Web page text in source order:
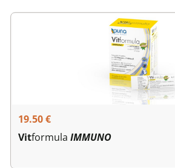
19.50€
VitformulaIMMUNO